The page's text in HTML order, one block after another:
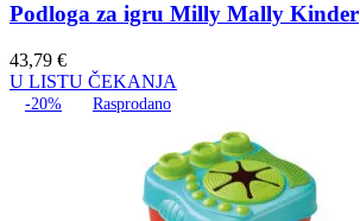
Podloga za igru Milly Mally Kinder
43,79 €
U LISTU ČEKANJA
-20% Rasprodano